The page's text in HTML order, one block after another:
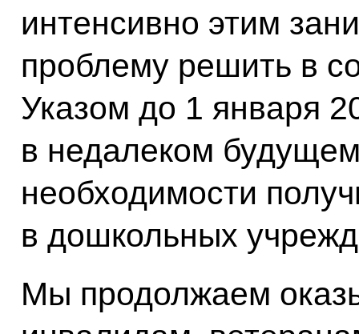
интенсивно этим
проблему решить в
Указом до 1 января
в недалеком
необходимости
в дошкольных
Мы продолжаем